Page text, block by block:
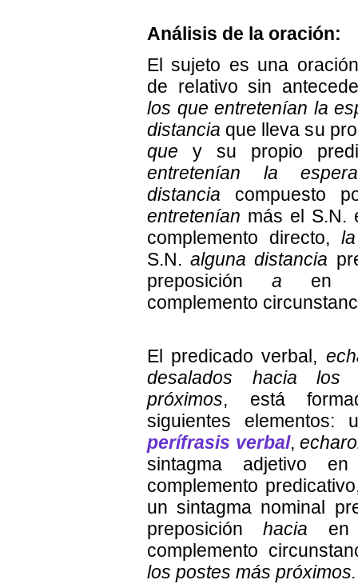
Análisis de la oración:
El sujeto es una
de relativo sin
los que entretenían la
distancia que lleva su
que y su propio
entretenían la
distancia compuesto
entretenían más el S.N.
complemento directo,
S.N. alguna distancia
preposición a en
complemento
El predicado verbal,
desalados hacia los
próximos, está
siguientes elementos:
perífrasis verbal,
sintagma adjetivo
complemento
un sintagma nominal
preposiciónhacia en
complemento
los postes más próximos.